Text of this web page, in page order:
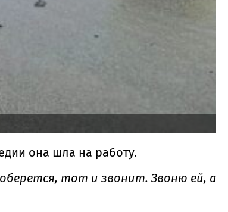
она шла на работу.
тот и звонит. Звоню ей, а